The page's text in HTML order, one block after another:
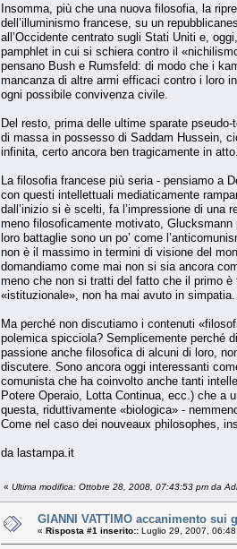
Insomma, più che una nuova filosofia, la
dell’illuminismo francese, su un
all’Occidente centrato sugli Stati Uniti e,
pamphlet in cui si schiera contro il
pensano Bush e Rumsfeld: di modo che i
mancanza di altre armi efficaci contro i loro
ogni possibile convivenza civile.
Del resto, prima delle ultime sparate
di massa in possesso di Saddam Hussein,
infinita, certo ancora ben tragicamente in
La filosofia francese più seria - pensiamo a
con questi intellettuali mediaticamente
dall’inizio si è scelti, fa l’impressione di una
meno filosoficamente motivato,
loro battaglie sono un po’ come
non è il massimo in termini di visione del
domandiamo come mai non si sia ancora
meno che non si tratti del fatto che il primo
«istituzionale», non ha mai avuto in simpatia.
Ma perché non discutiamo i contenuti
polemica spicciola? Semplicemente perché
passione anche filosofica di alcuni di loro,
discutere. Sono ancora oggi interessanti
comunista che ha coinvolto anche tanti
Potere Operaio, Lotta Continua, ecc.) che a
questa, riduttivamente «biologica» -
Come nel caso dei nouveaux philosophes,
da lastampa.it
« Ultima modifica: Ottobre 28, 2008, 07:43:53 pm da
GIANNI VATTIMO accanimento
« Risposta #1 inserito:: Luglio 29, 2007,